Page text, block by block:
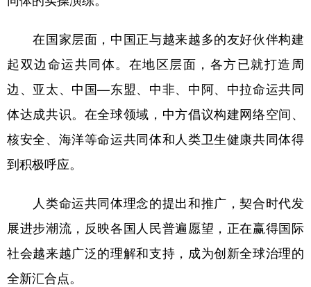
在国家层面，中国正与越来越多的友好伙伴构建
起双边命运共同体。在地区层面，各方已就打造周
边、亚太、中国—东盟、中非、中阿、中拉命运共同
体达成共识。在全球领域，中方倡议构建网络空间、
核安全、海洋等命运共同体和人类卫生健康共同体得
到积极呼应。
人类命运共同体理念的提出和推广，契合时代发
展进步潮流，反映各国人民普遍愿望，正在赢得国际
社会越来越广泛的理解和支持，成为创新全球治理的
全新汇合点。